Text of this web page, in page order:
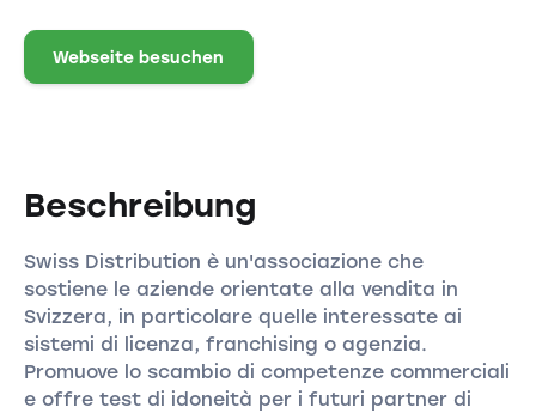
Webseite besuchen
Beschreibung
Swiss Distribution è un'associazione che
sostiene le aziende orientate alla vendita in
Svizzera, in particolare quelle interessate ai
sistemi di licenza, franchising o agenzia.
Promuove lo scambio di competenze commerciali
e offre test di idoneità per i futuri partner di